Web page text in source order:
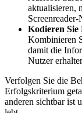
aktualisieren,
Kodieren
Kombinieren
damit die
Nutzer
Verfolgen Sie die
Erfolgskriterium
anderen sichtbar ist